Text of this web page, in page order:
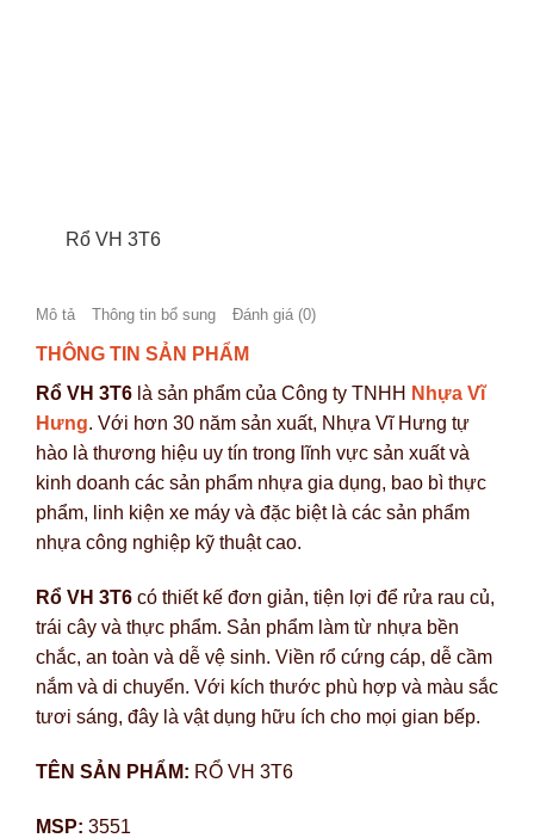
Rổ VH 3T6
Mô tả Thông tin bổ sung Đánh giá (0)
THÔNG TIN SẢN PHẨM
Rổ VH 3T6 là sản phẩm của Công ty TNHH Nhựa Vĩ
Hưng. Với hơn 30 năm sản xuất, Nhựa Vĩ Hưng tự
hào là thương hiệu uy tín trong lĩnh vực sản xuất và
kinh doanh các sản phẩm nhựa gia dụng, bao bì thực
phẩm, linh kiện xe máy và đặc biệt là các sản phẩm
nhựa công nghiệp kỹ thuật cao.
Rổ VH 3T6 có thiết kế đơn giản, tiện lợi để rửa rau củ,
trái cây và thực phẩm. Sản phẩm làm từ nhựa bền
chắc, an toàn và dễ vệ sinh. Viền rổ cứng cáp, dễ cầm
nắm và di chuyển. Với kích thước phù hợp và màu sắc
tươi sáng, đây là vật dụng hữu ích cho mọi gian bếp.
TÊN SẢN PHẨM: RỔ VH 3T6
MSP: 3551